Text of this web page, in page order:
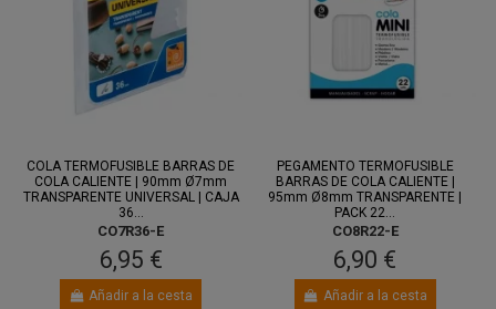
COLA TERMOFUSIBLE BARRAS DE
COLA CALIENTE | 90mm Ø7mm
TRANSPARENTE UNIVERSAL | CAJA
36...
CO7R36-E
6,95 €
Añadir a la cesta
PEGAMENTO TERMOFUSIBLE
BARRAS DE COLA CALIENTE |
95mm Ø8mm TRANSPARENTE |
PACK 22...
CO8R22-E
6,90 €
Añadir a la cesta